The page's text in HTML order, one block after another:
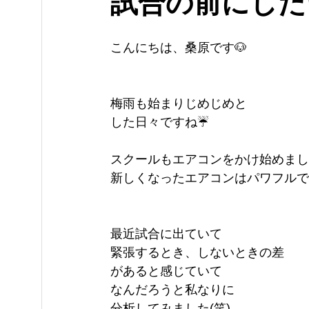
こんにちは、桑原です🐶
梅雨も始まりじめじめと
した日々ですね☔
スクールもエアコンをかけ始めま
新しくなったエアコンはパワフル
最近試合に出ていて
緊張するとき、しないときの差
があると感じていて
なんだろうと私なりに